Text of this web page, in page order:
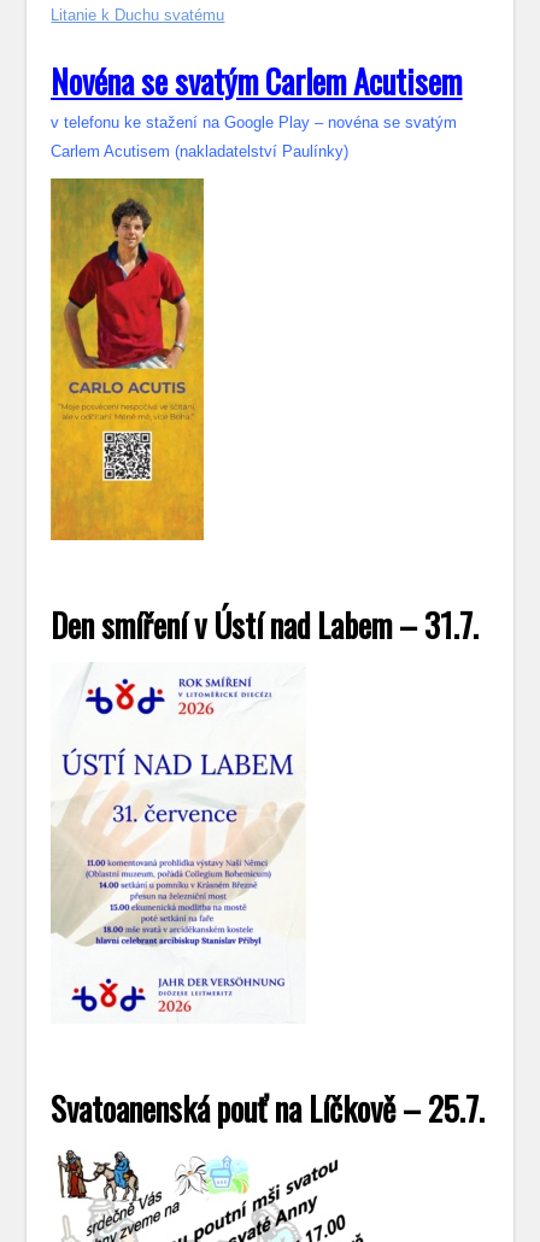
Litanie k Duchu svatému
Novéna se svatým Carlem Acutisem
v telefonu ke stažení na Google Play – novéna se svatým
Carlem Acutisem (nakladatelství Paulínky)
Den smíření v Ústí nad Labem – 31.7.
Svatoanenská pouť na Líčkově – 25.7.